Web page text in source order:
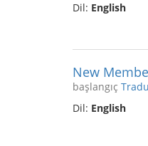
Dil: English
New
başlangıç
Dil: English